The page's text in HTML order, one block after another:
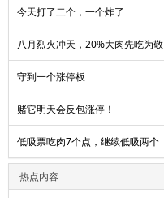
今天打了二个，一个炸了
八月烈火冲天，20%大肉先吃为敬
守到一个涨停板
赌它明天会反包涨停！
低吸票吃肉7个点，继续低吸两个
热点内容